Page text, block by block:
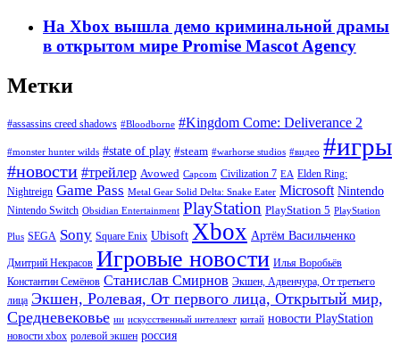
На Xbox вышла демо криминальной драмы
в открытом мире Promise Mascot Agency
Метки
#assassins creed shadows #Bloodborne #Kingdom Come: Deliverance 2
#monster hunter wilds #state of play #steam #warhorse studios #видео #игры
#новости #трейлер Avowed Capcom Civilization 7 EA Elden Ring:
Nightreign Game Pass Metal Gear Solid Delta: Snake Eater Microsoft Nintendo
Nintendo Switch Obsidian Entertainment PlayStation PlayStation 5 PlayStation
Plus SEGA Sony Square Enix Ubisoft Xbox Артём Васильченко
Дмитрий Некрасов Игровые новости Илья Воробьёв
Константин Семёнов Станислав Смирнов Экшен, Адвенчура, От третьего
лица Экшен, Ролевая, От первого лица, Открытый мир,
Средневековье ии искусственный интеллект китай новости PlayStation
новости xbox ролевой экшен россия